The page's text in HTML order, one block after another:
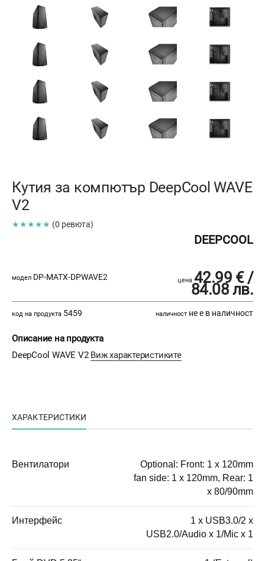
Кутия за компютър DeepCool WAVE
V2
★★★★★ (0 ревюта)
DEEPCOOL
модел DP-MATX-DPWAVE2 цена 42.99 € /
84.08 лв.
код на продукта 5459 наличност не е в наличност
Описание на продукта
DeepCool WAVE V2 Виж характеристиките
ХАРАКТЕРИСТИКИ
Вентилатори
Optional: Front: 1 x 120mm
fan side: 1 x 120mm, Rear: 1
x 80/90mm
Интерфейс
1 x USB3.0/2 x
USB2.0/Audio x 1/Mic x 1